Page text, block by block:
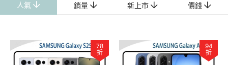
人氣 銷量 新上市 價錢
78
折
94
折